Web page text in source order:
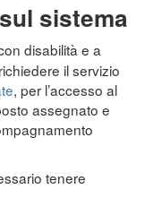
sistema
disabilità e a
il servizio
, per l’accesso al
assegnato e
tenere